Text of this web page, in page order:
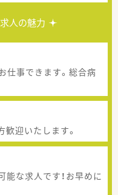
求人の魅力
仕事できます。総合病
迎いたします。
な求人です！お早めに